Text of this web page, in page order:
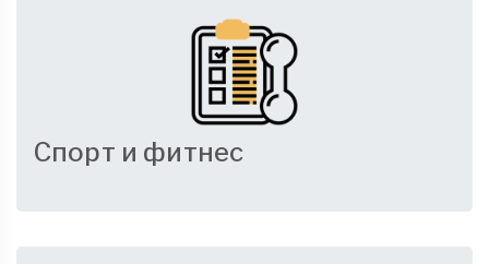
Спорт и фитнес